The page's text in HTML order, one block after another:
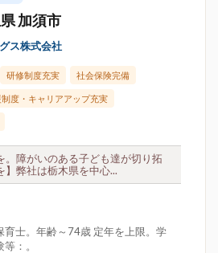
加須市
ス株式会社
研修制度充実 社会保険完備
度・キャリアアップ充実
。障がいのある子ども達が切り拓
】弊社は栃木県を中心...
育士。年齢～74歳 定年を上限。学
：。